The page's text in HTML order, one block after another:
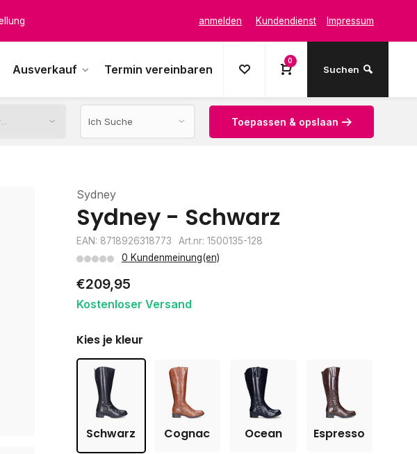
anmelden Kundendienst Impressum
Ausverkauf Termin vereinbaren
0
Suchen
Toepassen & opslaan
Sydney
Sydney - Schwarz
EAN: 8718926318773
Art.nr: 1500135-128
0 Kundenmeinung(en)
€209,95
Kostenloser Versand
Kies je kleur
Schwarz Cognac Ocean Espresso